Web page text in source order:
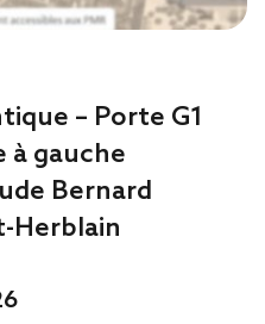
– Porte G1
à gauche
Bernard
Herblain